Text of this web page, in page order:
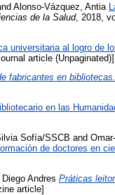
Alonso-Vázquez, Antia
de la Salud, 2018,
universitaria al logro de
article (Unpaginated)]
fabricantes en bibliotecas.
en las
Sofía/SSCB and
de doctores en
Andres Práticas
article]